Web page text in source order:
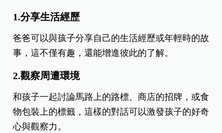
1.分享生活經歷
爸爸可以與孩子分享自己的生活經歷或年輕時的故
事，這不僅有趣，還能增進彼此的了解。
2.觀察周遭環境
和孩子一起討論馬路上的路標、商店的招牌，或食
物包裝上的標籤，這樣的對話可以激發孩子的好奇
心與觀察力。